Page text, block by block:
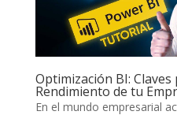
Optimización BI:
Rendimiento de tu
En el mundo ​empresarial